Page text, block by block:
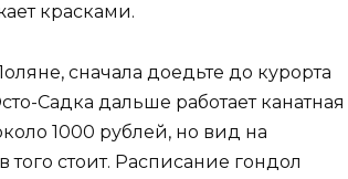
красками.
сначала доедьте до курорта
Садка дальше работает канатная
1000 рублей, но вид на
стоит. Расписание гондол